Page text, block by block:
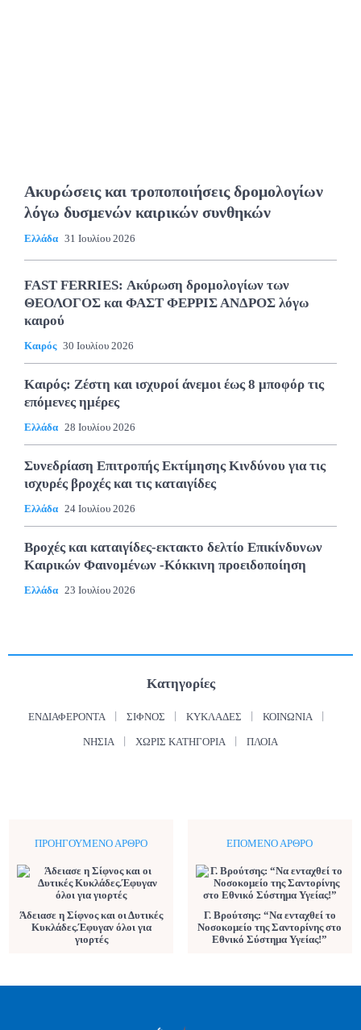
Ακυρώσεις και τροποποιήσεις δρομολογίων
λόγω δυσμενών καιρικών συνθηκών
Ελλάδα 31 Ιουλίου 2026
FAST FERRIES: Ακύρωση δρομολογίων των
ΘΕΟΛΟΓΟΣ και ΦΑΣΤ ΦΕΡΡΙΣ ΑΝΔΡΟΣ λόγω
καιρού
Καιρός 30 Ιουλίου 2026
Καιρός: Ζέστη και ισχυροί άνεμοι έως 8 μποφόρ τις
επόμενες ημέρες
Ελλάδα 28 Ιουλίου 2026
Συνεδρίαση Επιτροπής Εκτίμησης Κινδύνου για τις
ισχυρές βροχές και τις καταιγίδες
Ελλάδα 24 Ιουλίου 2026
Βροχές και καταιγίδες-εκτακτο δελτίο Επικίνδυνων
Καιρικών Φαινομένων -Κόκκινη προειδοποίηση
Ελλάδα 23 Ιουλίου 2026
Κατηγορίες
ΕΝΔΙΑΦΈΡΟΝΤΑ ΣΊΦΝΟΣ ΚΥΚΛΆΔΕΣ ΚΟΙΝΩΝΊΑ
ΝΗΣΙΆ ΧΩΡΊΣ ΚΑΤΗΓΟΡΊΑ ΠΛΟΊΑ
ΠΡΟΗΓΟΎΜΕΝΟ ΆΡΘΡΟ
Άδειασε η Σίφνος και οι Δυτικές
Κυκλάδες.Έφυγαν όλοι για
γιορτές
ΕΠΌΜΕΝΟ ΆΡΘΡΟ
Γ. Βρούτσης: “Να ενταχθεί το
Νοσοκομείο της Σαντορίνης στο
Εθνικό Σύστημα Υγείας!”